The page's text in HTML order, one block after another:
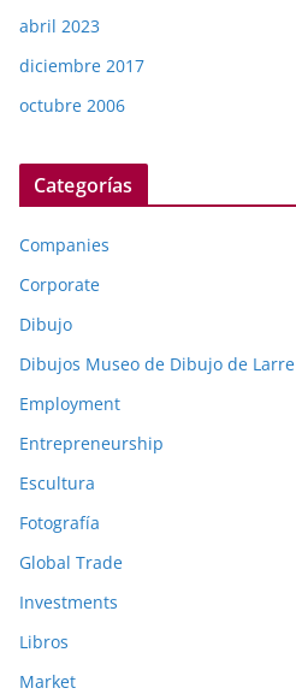
abril 2023
diciembre 2017
octubre 2006
Categorías
Companies
Corporate
Dibujo
Dibujos Museo de Dibujo de Larre
Employment
Entrepreneurship
Escultura
Fotografía
Global Trade
Investments
Libros
Market